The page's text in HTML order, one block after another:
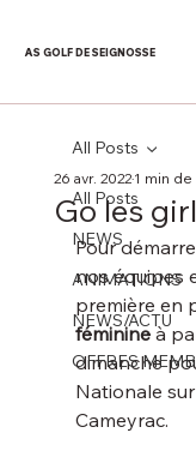
AS GOLF DE SEIGNOSSE
All Posts
NEWS
ANIMATIONS
NEWS/ACTU
OFFRES
All Posts
Go les
26 avr. 20221 min
Pour
nos équipes
première en
féminine à
dimanche
Nationale
Cameyrac.